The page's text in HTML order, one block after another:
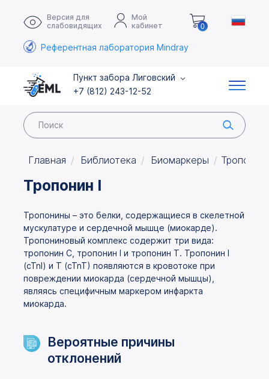
Версия для
слабовидящих
Мой
кабинет
0
Референтная лаборатория Mindray
Пункт забора Лиговский
+7 (812) 243-12-52
Главная Библиотека Биомаркеры Тропонин
Тропонин I
Тропонины – это белки, содержащиеся в скелетной
мускулатуре и сердечной мышце (миокарде).
Тропониновый комплекс содержит три вида:
тропонин С, тропонин I и тропонин Т. Тропонин I
(cTnl) и T (cTnT) появляются в кровотоке при
повреждении миокарда (сердечной мышцы),
являясь специфичным маркером инфаркта
миокарда.
Вероятные причины
отклонений